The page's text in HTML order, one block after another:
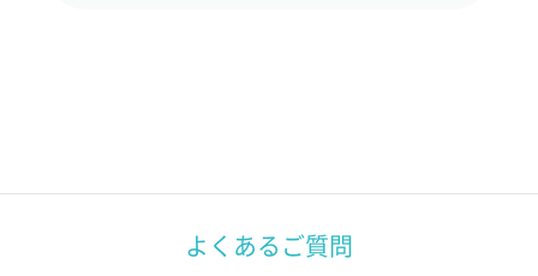
よくあるご質問